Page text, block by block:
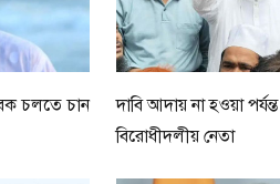
চলতে চান
দাবি আদায় না হওয়া
বিরোধীদলীয় নেতা